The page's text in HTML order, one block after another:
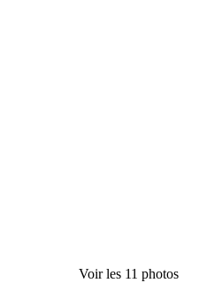
Voir les 11 photos